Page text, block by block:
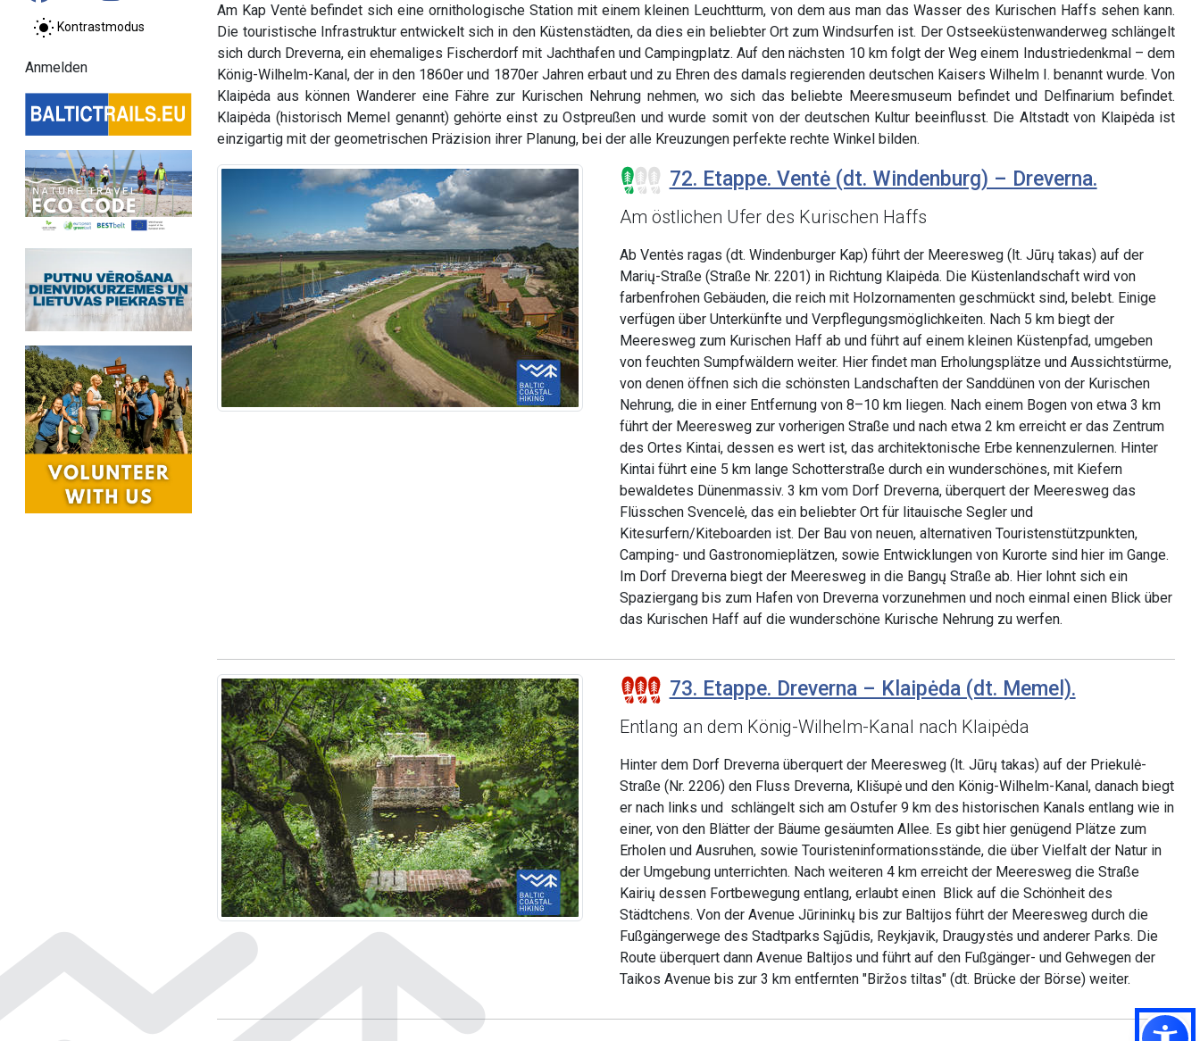
Kontrastmodus
Anmelden
Am Kap Ventė befindet sich eine ornithologische Station mit einem kleinen Leuchtturm, von dem aus man das Wasser des Kurischen Haffs sehen kann.
Die touristische Infrastruktur entwickelt sich in den Küstenstädten, da dies ein beliebter Ort zum Windsurfen ist. Der Ostseeküstenwanderweg schlängelt
sich durch Dreverna, ein ehemaliges Fischerdorf mit Jachthafen und Campingplatz. Auf den nächsten 10 km folgt der Weg einem Industriedenkmal – dem
König-Wilhelm-Kanal, der in den 1860er und 1870er Jahren erbaut und zu Ehren des damals regierenden deutschen Kaisers Wilhelm I. benannt wurde. Von
Klaipėda aus können Wanderer eine Fähre zur Kurischen Nehrung nehmen, wo sich das beliebte Meeresmuseum befindet und Delfinarium befindet.
Klaipėda (historisch Memel genannt) gehörte einst zu Ostpreußen und wurde somit von der deutschen Kultur beeinflusst. Die Altstadt von Klaipėda ist
einzigartig mit der geometrischen Präzision ihrer Planung, bei der alle Kreuzungen perfekte rechte Winkel bilden.
72. Etappe. Ventė (dt. Windenburg) – Dreverna.
Am östlichen Ufer des Kurischen Haffs
Ab Ventės ragas (dt. Windenburger Kap) führt der Meeresweg (lt. Jūrų takas) auf der
Marių-Straße (Straße Nr. 2201) in Richtung Klaipėda. Die Küstenlandschaft wird von
farbenfrohen Gebäuden, die reich mit Holzornamenten geschmückt sind, belebt. Einige
verfügen über Unterkünfte und Verpflegungsmöglichkeiten. Nach 5 km biegt der
Meeresweg zum Kurischen Haff ab und führt auf einem kleinen Küstenpfad, umgeben
von feuchten Sumpfwäldern weiter. Hier findet man Erholungsplätze und Aussichtstürme,
von denen öffnen sich die schönsten Landschaften der Sanddünen von der Kurischen
Nehrung, die in einer Entfernung von 8–10 km liegen. Nach einem Bogen von etwa 3 km
führt der Meeresweg zur vorherigen Straße und nach etwa 2 km erreicht er das Zentrum
des Ortes Kintai, dessen es wert ist, das architektonische Erbe kennenzulernen. Hinter
Kintai führt eine 5 km lange Schotterstraße durch ein wunderschönes, mit Kiefern
bewaldetes Dünenmassiv. 3 km vom Dorf Dreverna, überquert der Meeresweg das
Flüsschen Svencelė, das ein beliebter Ort für litauische Segler und
Kitesurfern/Kiteboarden ist. Der Bau von neuen, alternativen Touristenstützpunkten,
Camping- und Gastronomieplätzen, sowie Entwicklungen von Kurorte sind hier im Gange.
Im Dorf Dreverna biegt der Meeresweg in die Bangų Straße ab. Hier lohnt sich ein
Spaziergang bis zum Hafen von Dreverna vorzunehmen und noch einmal einen Blick über
das Kurischen Haff auf die wunderschöne Kurische Nehrung zu werfen.
73. Etappe. Dreverna – Klaipėda (dt. Memel).
Entlang an dem König-Wilhelm-Kanal nach Klaipėda
Hinter dem Dorf Dreverna überquert der Meeresweg (lt. Jūrų takas) auf der Priekulė-
Straße (Nr. 2206) den Fluss Dreverna, Klišupė und den König-Wilhelm-Kanal, danach biegt
er nach links und schlängelt sich am Ostufer 9 km des historischen Kanals entlang wie in
einer, von den Blätter der Bäume gesäumten Allee. Es gibt hier genügend Plätze zum
Erholen und Ausruhen, sowie Touristeninformationsstände, die über Vielfalt der Natur in
der Umgebung unterrichten. Nach weiteren 4 km erreicht der Meeresweg die Straße
Kairių dessen Fortbewegung entlang, erlaubt einen Blick auf die Schönheit des
Städtchens. Von der Avenue Jūrininkų bis zur Baltijos führt der Meeresweg durch die
Fußgängerwege des Stadtparks Sąjūdis, Reykjavik, Draugystės und anderer Parks. Die
Route überquert dann Avenue Baltijos und führt auf den Fußgänger- und Gehwegen der
Taikos Avenue bis zur 3 km entfernten "Biržos tiltas" (dt. Brücke der Börse) weiter.